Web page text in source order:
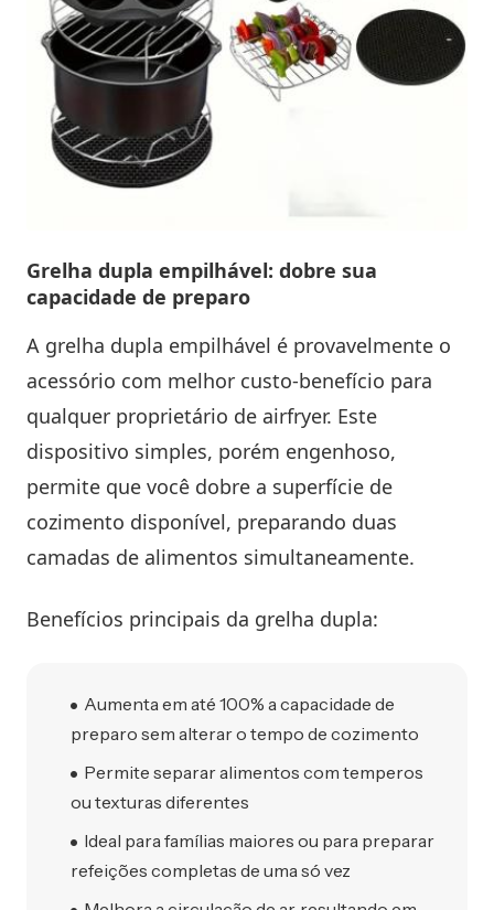
Grelha dupla empilhável: dobre sua
capacidade de preparo
A grelha dupla empilhável é provavelmente o
acessório com melhor custo-benefício para
qualquer proprietário de airfryer. Este
dispositivo simples, porém engenhoso,
permite que você dobre a superfície de
cozimento disponível, preparando duas
camadas de alimentos simultaneamente.
Benefícios principais da grelha dupla:
Aumenta em até 100% a capacidade de
preparo sem alterar o tempo de cozimento
Permite separar alimentos com temperos
ou texturas diferentes
Ideal para famílias maiores ou para preparar
refeições completas de uma só vez